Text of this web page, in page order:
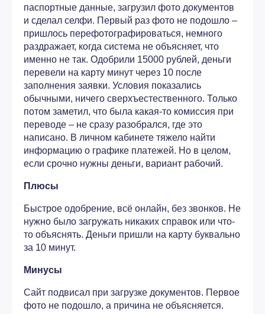
паспортные данные, загрузил фото документов
и сделал селфи. Первый раз фото не подошло –
пришлось перефотографироваться, немного
раздражает, когда система не объясняет, что
именно не так. Одобрили 15000 рублей, деньги
перевели на карту минут через 10 после
заполнения заявки. Условия показались
обычными, ничего сверхъестественного. Только
потом заметил, что была какая-то комиссия при
переводе – не сразу разобрался, где это
написано. В личном кабинете тяжело найти
информацию о графике платежей. Но в целом,
если срочно нужны деньги, вариант рабочий.
Плюсы
Быстрое одобрение, всё онлайн, без звонков. Не
нужно было загружать никаких справок или что-
то объяснять. Деньги пришли на карту буквально
за 10 минут.
Минусы
Сайт подвисал при загрузке документов. Первое
фото не подошло, а причина не объясняется.